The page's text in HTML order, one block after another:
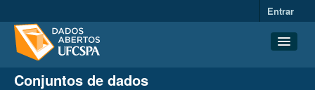
Entrar
Conjuntos de dados
Conjuntos de dados